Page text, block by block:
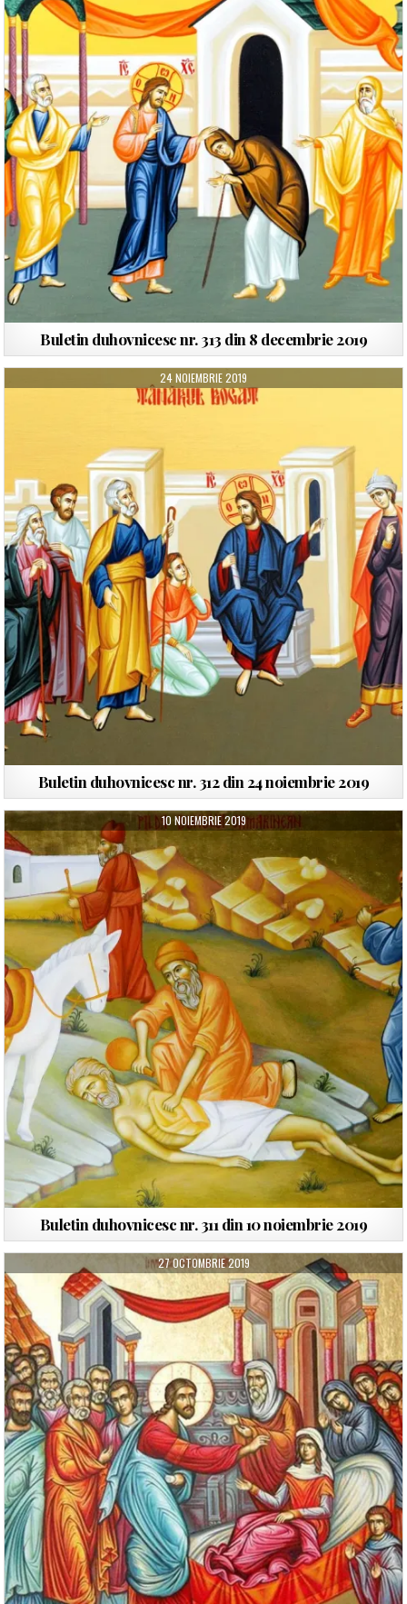
Buletin duhovnicesc nr. 313 din 8 decembrie 2019
24 NOIEMBRIE 2019
Buletin duhovnicesc nr. 312 din 24 noiembrie 2019
10 NOIEMBRIE 2019
Buletin duhovnicesc nr. 311 din 10 noiembrie 2019
27 OCTOMBRIE 2019